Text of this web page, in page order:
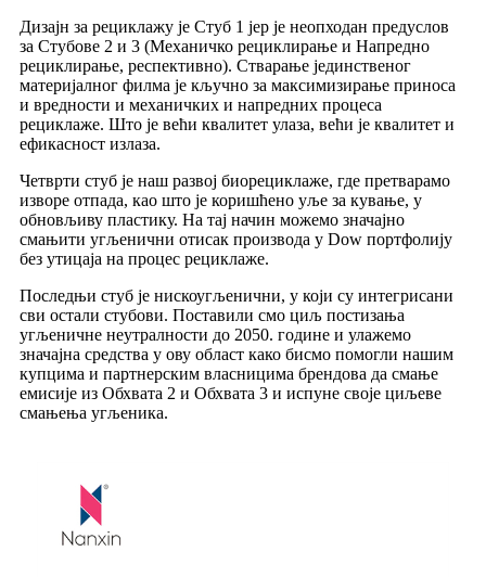
Дизајн за рециклажу је Стуб 1 јер је неопходан предуслов
за Стубове 2 и 3 (Механичко рециклирање и Напредно
рециклирање, респективно). Стварање јединственог
материјалног филма је кључно за максимизирање приноса
и вредности и механичких и напредних процеса
рециклаже. Што је већи квалитет улаза, већи је квалитет и
ефикасност излаза.
Четврти стуб је наш развој биорециклаже, где претварамо
изворе отпада, као што је коришћено уље за кување, у
обновљиву пластику. На тај начин можемо значајно
смањити угљенични отисак производа у Dow портфолију
без утицаја на процес рециклаже.
Последњи стуб је нискоугљенични, у који су интегрисани
сви остали стубови. Поставили смо циљ постизања
угљеничне неутралности до 2050. године и улажемо
значајна средства у ову област како бисмо помогли нашим
купцима и партнерским власницима брендова да смање
емисије из Обхвата 2 и Обхвата 3 и испуне своје циљеве
смањења угљеника.